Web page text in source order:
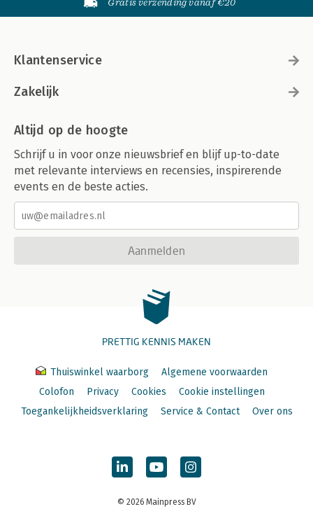
Gratis verzending vanaf €20
Klantenservice
Zakelijk
Altijd op de hoogte
Schrijf u in voor onze nieuwsbrief en blijf up-to-date
met relevante interviews en recensies, inspirerende
events en de beste acties.
Aanmelden
PRETTIG KENNIS MAKEN
Thuiswinkel waarborg
Algemene voorwaarden
Colofon
Privacy Cookies
Cookie instellingen
Toegankelijkheidsverklaring
Service & Contact Over ons
© 2026 Mainpress BV